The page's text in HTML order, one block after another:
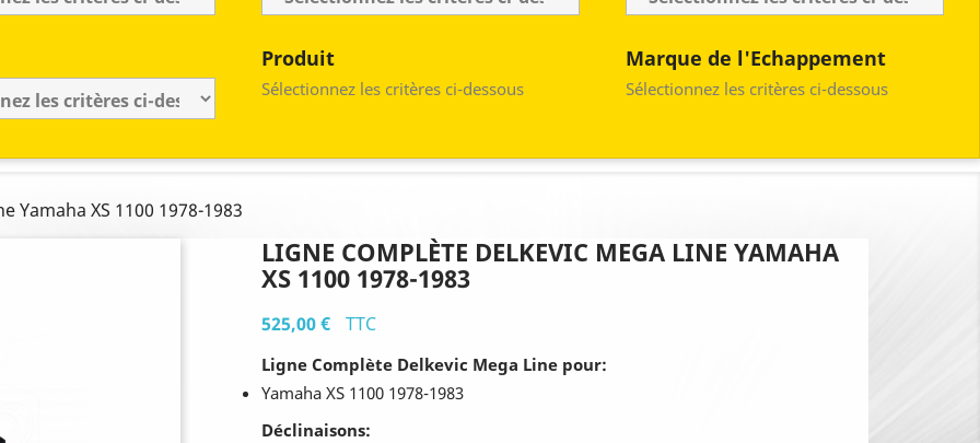
Produit
Sélectionnez les critères ci-dessous
Marque de l'Echappement
Sélectionnez les critères ci-dessous
Yamaha XS 1100 1978-1983
LIGNE COMPLÈTE DELKEVIC MEGA LINE YAMAHA
XS 1100 1978-1983
525,00 € TTC
Ligne Complète Delkevic Mega Line pour:
Yamaha XS 1100 1978-1983
Déclinaisons: